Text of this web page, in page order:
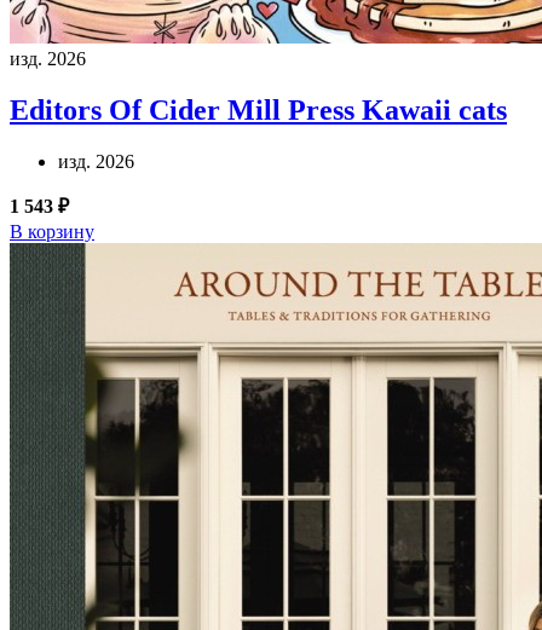
изд. 2026
Editors Of Cider Mill Press Kawaii cats
изд. 2026
1 543 ₽
В корзину